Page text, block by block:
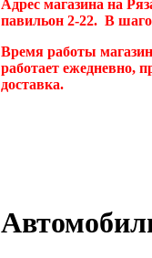
Адрес магазина на
павильон 2-22. В
Время работы
работает ежедневно,
доставка.